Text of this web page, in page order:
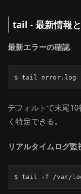
tail - 最新情報
最新エラーの確認
$ tail error.log
デフォルトで末尾
く特定できる。
リアルタイムログ監
$ tail -f /var/